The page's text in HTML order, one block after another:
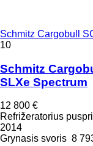
Schmitz Cargobull
10
Schmitz
SLXe Spectrum
12 800 €
Refrižeratorius
2014
Grynasis svoris 8